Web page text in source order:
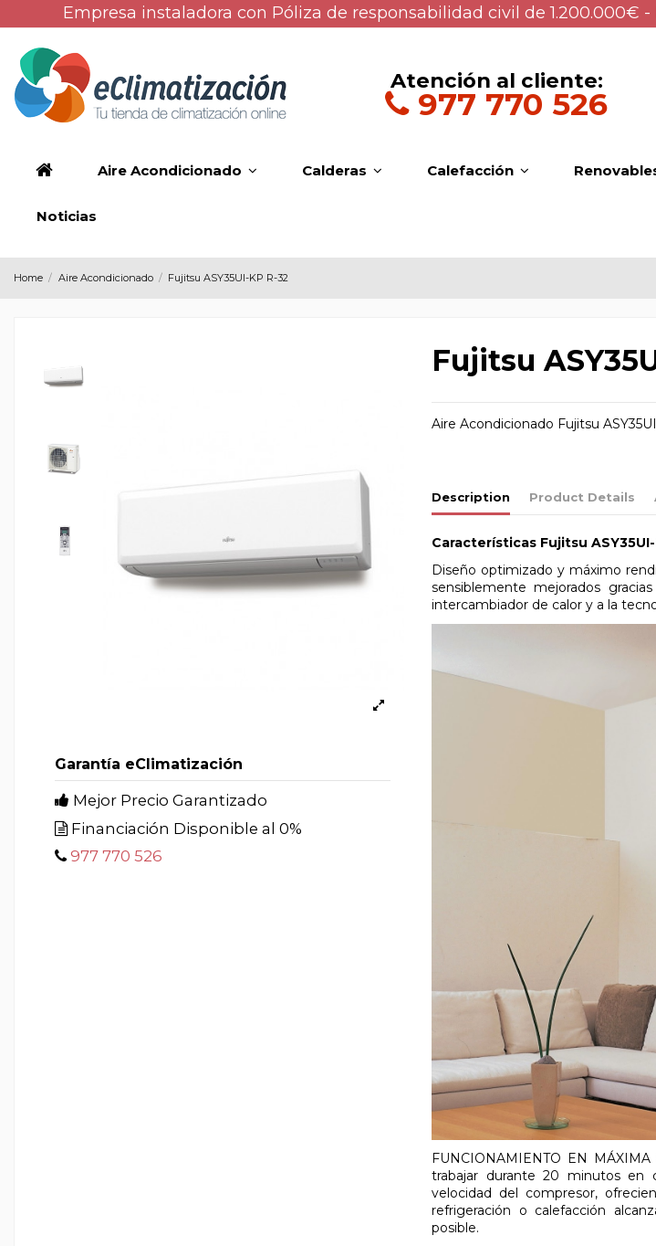
Empresa instaladora con Póliza de responsabilidad civil de 1.200.000€
Atención al cliente:
977 770 526
Aire Acondicionado Calderas Calefacción
Noticias
Home Aire Acondicionado Fujitsu ASY35UI-KP R-32
Garantía eClimatización
Mejor Precio Garantizado
Financiación Disponible al 0%
977 770 526
Fujitsu
Aire Acondicionado Fujitsu
Description Product Details
Características Fujitsu
Diseño optimizado y máximo
sensiblemente mejorados
intercambiador de calor y a la
FUNCIONAMIENTO EN
trabajar durante 20 minutos en
velocidad del compresor,
refrigeración o calefacción
posible.